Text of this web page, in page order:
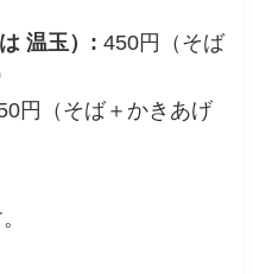
温玉）: 450円（そば
円（そば＋かきあげ